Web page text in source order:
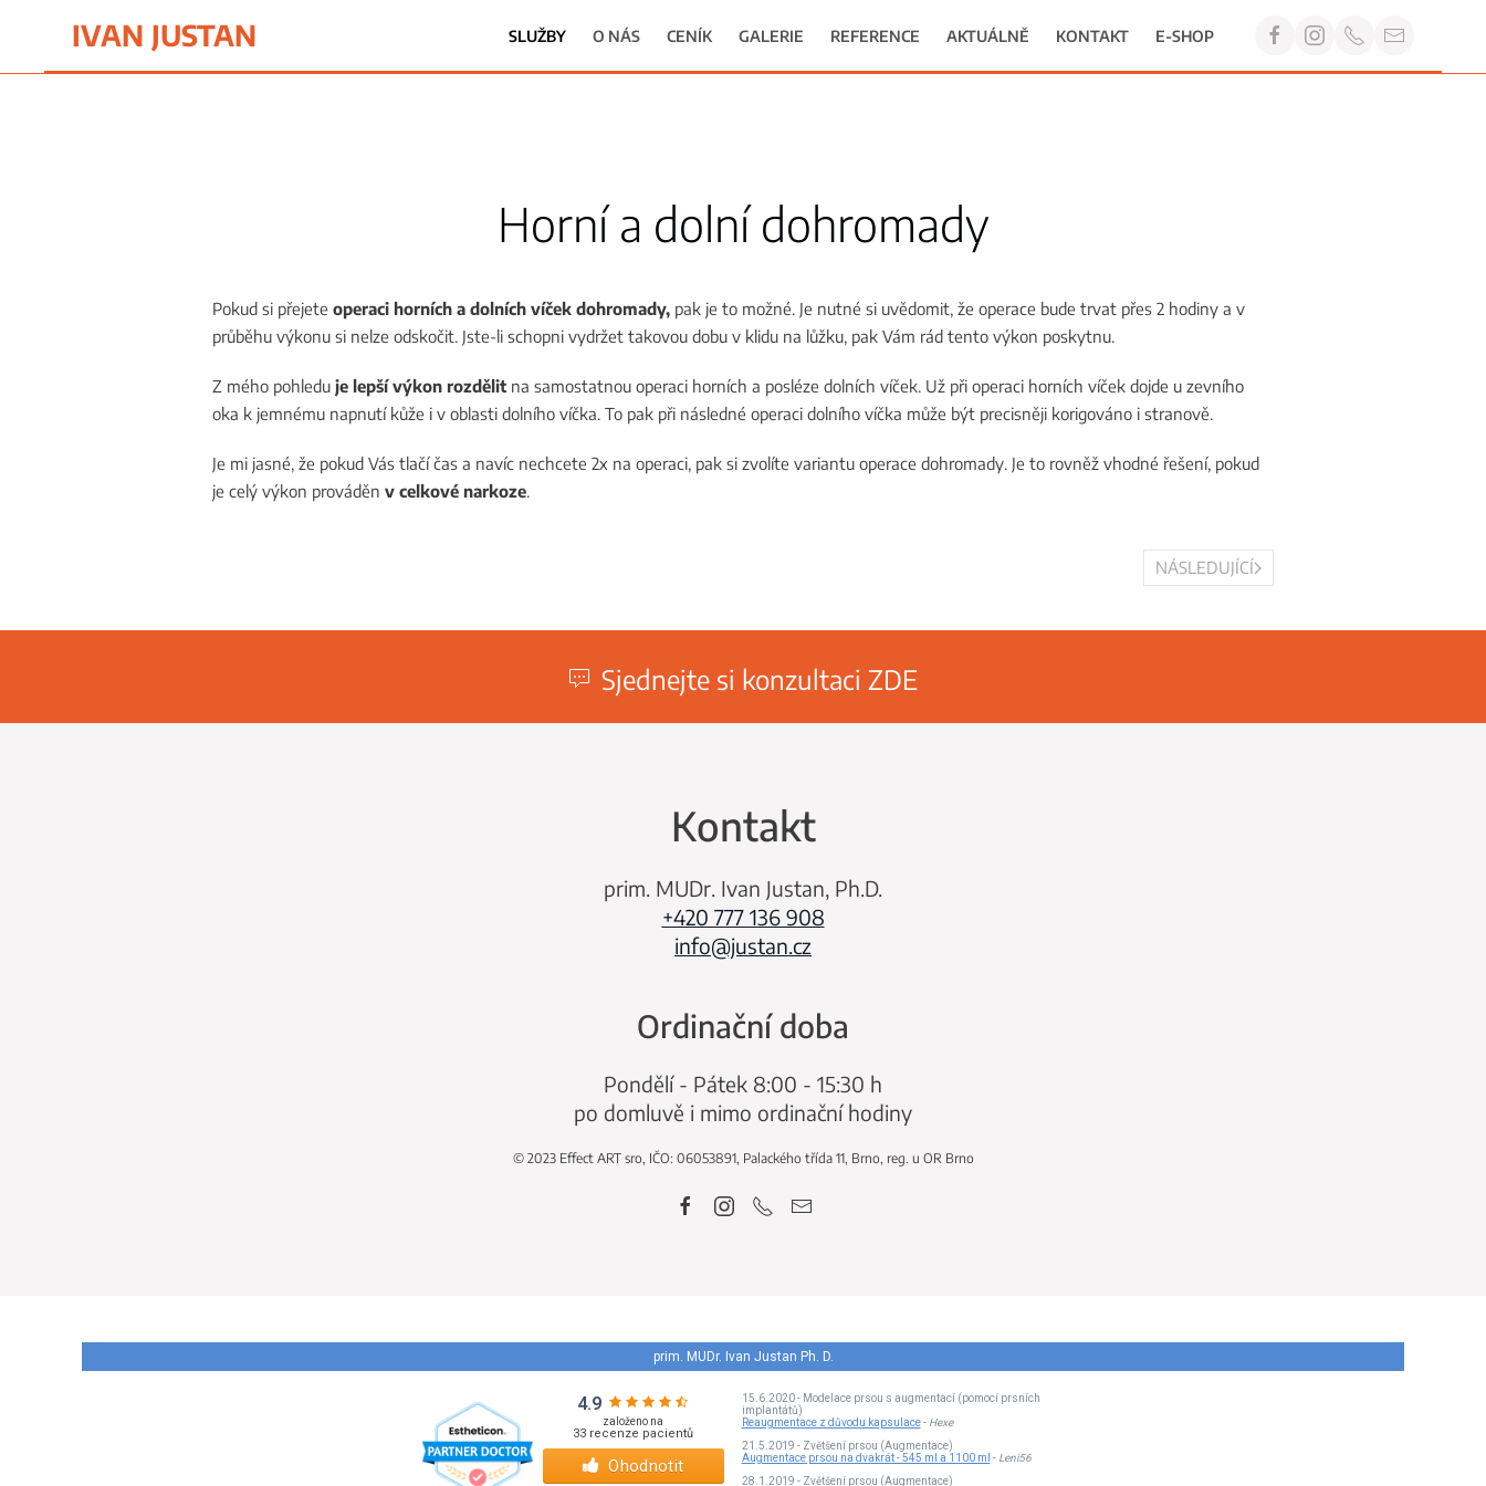
IVAN JUSTAN SLUŽBY O NÁS CENÍK GALERIE REFERENCE AKTUÁLNĚ KONTAKT E-SHOP
Horní a dolní dohromady
Pokud si přejete operaci horních a dolních víček dohromady, pak je to možné. Je nutné si uvědomit, že operace bude trvat přes 2 hodiny a v
průběhu výkonu si nelze odskočit. Jste-li schopni vydržet takovou dobu v klidu na lůžku, pak Vám rád tento výkon poskytnu.
Z mého pohledu je lepší výkon rozdělit na samostatnou operaci horních a posléze dolních víček. Už při operaci horních víček dojde u zevního
oka k jemnému napnutí kůže i v oblasti dolního víčka. To pak při následné operaci dolního víčka může být precisněji korigováno i stranově.
Je mi jasné, že pokud Vás tlačí čas a navíc nechcete 2x na operaci, pak si zvolíte variantu operace dohromady. Je to rovněž vhodné řešení, pokud
je celý výkon prováděn v celkové narkoze.
NÁSLEDUJÍCÍ
Sjednejte si konzultaci ZDE
Kontakt
prim. MUDr. Ivan Justan, Ph.D.
+420 777 136 908
info@justan.cz
Ordinační doba
Pondělí - Pátek 8:00 - 15:30 h
po domluvě i mimo ordinační hodiny
© 2023 Effect ART sro, IČO: 06053891, Palackého třída 11, Brno, reg. u OR Brno